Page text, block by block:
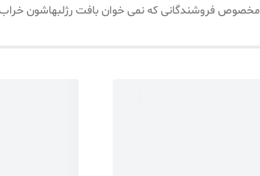
مخصوص فروشندگانی که نمی خوان بافت رژلبهاشون خراب بشه 6 عدد